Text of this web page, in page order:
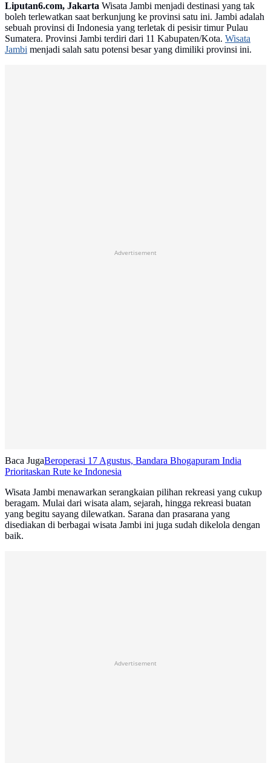
Liputan6.com, Jakarta Wisata Jambi menjadi destinasi yang tak
boleh terlewatkan saat berkunjung ke provinsi satu ini. Jambi adalah
sebuah provinsi di Indonesia yang terletak di pesisir timur Pulau
Sumatera. Provinsi Jambi terdiri dari 11 Kabupaten/Kota. Wisata
Jambi menjadi salah satu potensi besar yang dimiliki provinsi ini.
Advertisement
Baca JugaBeroperasi 17 Agustus, Bandara Bhogapuram India
Prioritaskan Rute ke Indonesia
Wisata Jambi menawarkan serangkaian pilihan rekreasi yang cukup
beragam. Mulai dari wisata alam, sejarah, hingga rekreasi buatan
yang begitu sayang dilewatkan. Sarana dan prasarana yang
disediakan di berbagai wisata Jambi ini juga sudah dikelola dengan
baik.
Advertisement